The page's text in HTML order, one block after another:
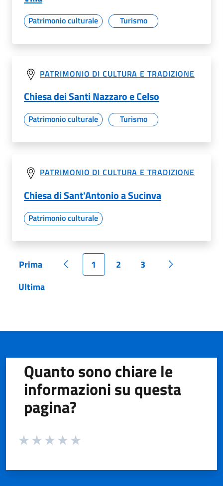
Patrimonio culturale Turismo
PATRIMONIO DI CULTURA E TRADIZIONE
Chiesa dei Santi Nazzaro e Celso
Patrimonio culturale Turismo
PATRIMONIO DI CULTURA E TRADIZIONE
Chiesa di Sant'Antonio a Sucinva
Patrimonio culturale
Pagina
Prima Pagina precedente
Pagina
1 Pagina
2 Pagina
3
Pagina
Pagina
Ultima
Quanto sono chiare le
informazioni su questa
pagina?
Valuta da 1 a 5 stelle la pagina